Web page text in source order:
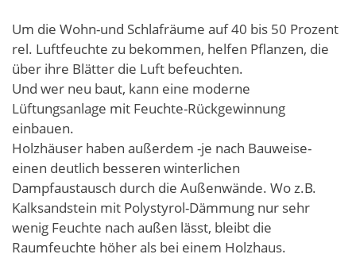
Um die Wohn-und Schlafräume auf 40 bis 50 Prozent
rel. Luftfeuchte zu bekommen, helfen Pflanzen, die
über ihre Blätter die Luft befeuchten.
Und wer neu baut, kann eine moderne
Lüftungsanlage mit Feuchte-Rückgewinnung
einbauen.
Holzhäuser haben außerdem -je nach Bauweise-
einen deutlich besseren winterlichen
Dampfaustausch durch die Außenwände. Wo z.B.
Kalksandstein mit Polystyrol-Dämmung nur sehr
wenig Feuchte nach außen lässt, bleibt die
Raumfeuchte höher als bei einem Holzhaus.